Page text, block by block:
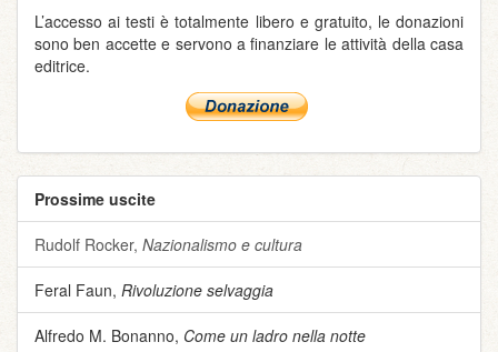
L’accesso ai testi è totalmente libero e gratuito, le donazioni
sono ben accette e servono a finanziare le attività della casa
editrice.
Prossime uscite
Rudolf Rocker, Nazionalismo e cultura
Feral Faun, Rivoluzione selvaggia
Alfredo M. Bonanno, Come un ladro nella notte